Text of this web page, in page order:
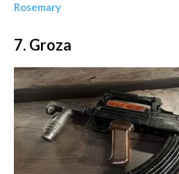
Rosemary
7. Groza